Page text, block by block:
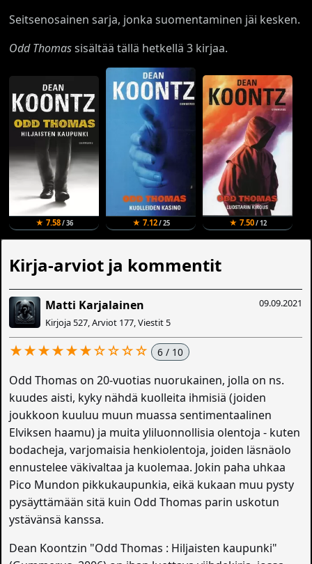
Seitsenosainen sarja, jonka suomentaminen jäi kesken.
Odd Thomassisältää tällä hetkellä 3 kirjaa.
★ 7.58/ 36 ★ 7.12/ 25 ★ 7.50/ 12
Kirja-arviot ja kommentit
09.09.2021
Matti Karjalainen
Kirjoja 527, Arviot 177, Viestit 5
★★★★★★☆☆☆☆ 6 / 10
Odd Thomas on 20-vuotias nuorukainen, jolla on ns.
kuudes aisti, kyky nähdä kuolleita ihmisiä (joiden
joukkoon kuuluu muun muassa sentimentaalinen
Elviksen haamu) ja muita yliluonnollisia olentoja - kuten
bodacheja, varjomaisia henkiolentoja, joiden läsnäolo
ennustelee väkivaltaa ja kuolemaa. Jokin paha uhkaa
Pico Mundon pikkukaupunkia, eikä kukaan muu pysty
pysäyttämään sitä kuin Odd Thomas parin uskotun
ystävänsä kanssa.
Dean Koontzin "Odd Thomas : Hiljaisten kaupunki"